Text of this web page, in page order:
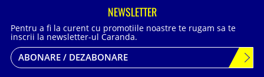
NEWSLETTER
Pentru a fi la curent cu promotiile noastre te rugam sa te
inscrii la newsletter-ul Caranda.
ABONARE / DEZABONARE